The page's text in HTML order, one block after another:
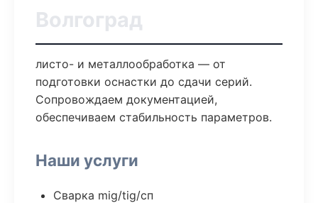
Волгоград
листо- и металлообработка — от
подготовки оснастки до сдачи серий.
Сопровождаем документацией,
обеспечиваем стабильность параметров.
Наши услуги
Сварка mig/tig/сп